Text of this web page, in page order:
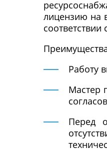
лицензию на
Работу
Мастер
Перед